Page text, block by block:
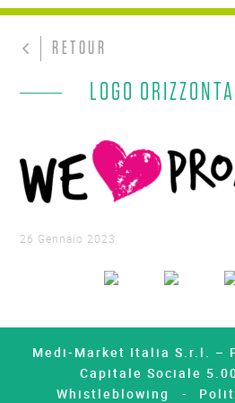
RETOUR
LOGO
26 Gennaio 2023
Medi-Market Italia S.r.l. –
Capitale Sociale
Whistleblowing